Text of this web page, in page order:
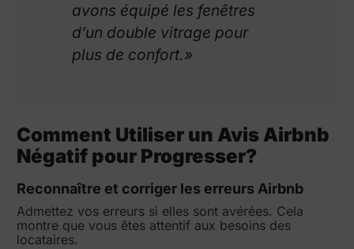
avons équipé les fenêtres
d’un double vitrage pour
plus de confort.»
Comment Utiliser un Avis Airbnb
Négatif pour Progresser?
Reconnaître et corriger les erreurs Airbnb
Admettez vos erreurs si elles sont avérées. Cela
montre que vous êtes attentif aux besoins des
locataires.